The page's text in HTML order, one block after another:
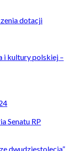
dotacji
i kultury polskiej –
Senatu RP
dwudziestolecia”